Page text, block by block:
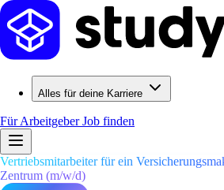
Alles für deine Karriere
Für ArbeitgeberJob finden
Vertriebsmitarbeiter für ein
Zentrum (m/w/d)